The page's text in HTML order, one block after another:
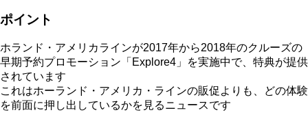
ポイント
ホランド・アメリカラインが2017年から2018年のクルーズの
早期予約プロモーション「Explore4」を実施中で、特典が提供
されています
これはホーランド・アメリカ・ラインの販促よりも、どの体験
を前面に押し出しているかを見るニュースです